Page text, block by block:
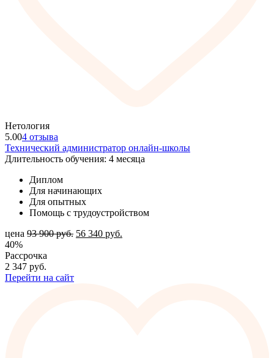
Нетология
5.004 отзыва
Технический администратор онлайн-школы
Длительность обучения: 4 месяца
Диплом
Для начинающих
Для опытных
Помощь с трудоустройством
цена 93 900руб. 56 340 руб.
40%
Рассрочка
2 347 руб.
Перейти на сайт